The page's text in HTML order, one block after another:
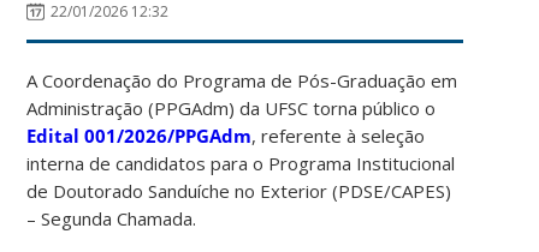
22/01/2026 12:32
A Coordenação do Programa de Pós-Graduação em
Administração (PPGAdm) da UFSC torna público o
Edital 001/2026/PPGAdm, referente à seleção
interna de candidatos para o Programa Institucional
de Doutorado Sanduíche no Exterior (PDSE/CAPES)
– Segunda Chamada.